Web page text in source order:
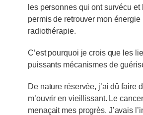
les personnes qui ont survécu et
permis de retrouver mon énergie
radiothérapie.
C’est pourquoi je crois que les
puissants mécanismes de
De nature réservée, j’ai dû faire
m’ouvrir en vieillissant. Le
menaçait mes progrès. J’avais